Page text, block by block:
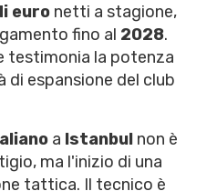
euro netti a stagione,
fino al 2028.
testimonia la potenza
di espansione del club
a Istanbul non è
ma l'inizio di una
tattica. Il tecnico è